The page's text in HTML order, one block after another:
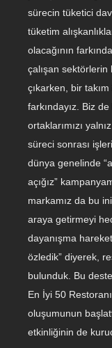
sürecin tüketici
tüketim
olacağının
çalışan sektörlerin
çıkarken, bir takım
farkındayız. Biz
ortaklarımızı
süreci sonrası
dünya genelinde
açığız”
markamız da bu
araya getirmeyi
dayanışma
özledik” diyerek,
bulunduk. Bu
En İyi 50
oluşumunun
etkinliğinin de